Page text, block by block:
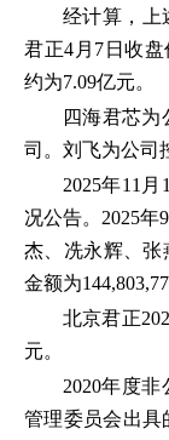
经计算，上
君正4月7日收
约为7.09亿元。
四海君芯
司。刘飞为公司
2025年11
况公告。2025年
杰、冼永辉、张
金额为
北京君正
元。
2020年度
管理委员会出具